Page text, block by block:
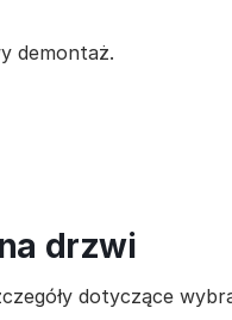
demontaż.
drzwi
dotyczące